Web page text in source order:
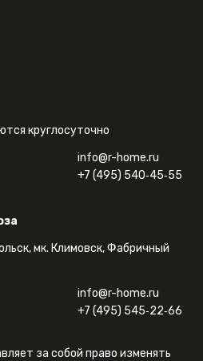
круглосуточно
info@r-home.ru
+7 (495) 540‑45‑55
мк. Климовск, Фабричный
info@r-home.ru
+7 (495) 545‑22‑66
за собой право изменять